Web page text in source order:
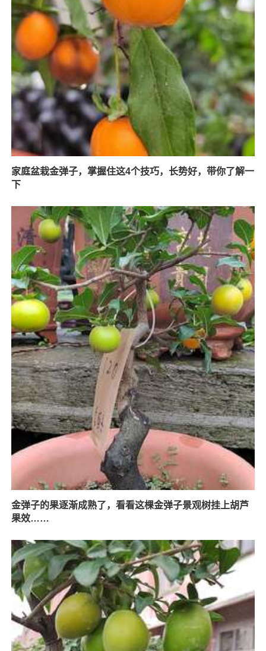
家庭盆栽金弹子，掌握住这4个技巧，长势好，带你了解一
下
金弹子的果逐渐成熟了，看看这棵金弹子景观树挂上胡芦
果效……